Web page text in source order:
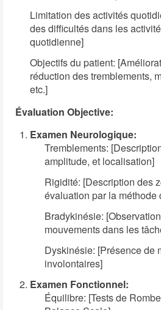
Limitation des activités
des difficultés dans les
quotidienne]
Objectifs du patient:
réduction des tremblements,
etc.]
Évaluation Objective:
Examen Neurologique:
Tremblements:
amplitude, et localisation]
Rigidité: [Description des
évaluation par la méthode
Bradykinésie:
mouvements dans les
Dyskinésie: [Présence de
involontaires]
Examen Fonctionnel:
Équilibre: [Tests de